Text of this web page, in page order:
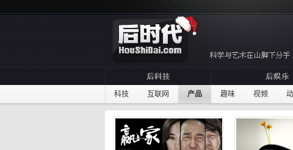
科技 互联网 产品 趣味 视频